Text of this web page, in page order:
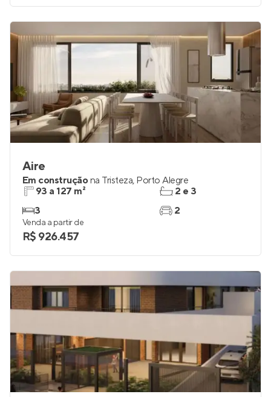
Aire
Em construçãona Tristeza, Porto Alegre
93 a 127 m²
3
2 e 3
2
Venda a partir de
R$ 926.457